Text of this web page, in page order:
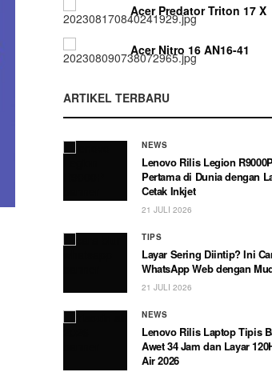
Acer Predator Triton 17 X
Acer Nitro 16 AN16-41
ARTIKEL TERBARU
NEWS
Lenovo Rilis Legion
Pertama di Dunia dengan
Cetak Inkjet
21 JULI 2026
TIPS
Layar Sering Diintip? Ini
WhatsApp Web dengan
21 JULI 2026
NEWS
Lenovo Rilis Laptop Tipis
Awet 34 Jam dan Layar
Air 2026